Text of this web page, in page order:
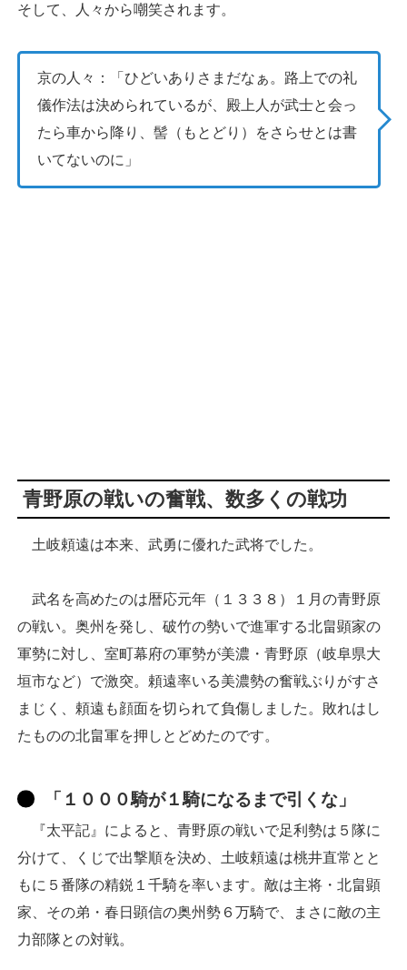
そして、人々から嘲笑されます。
京の人々：「ひどいありさまだなぁ。路上での礼
儀作法は決められているが、殿上人が武士と会っ
たら車から降り、髻（もとどり）をさらせとは書
いてないのに」
青野原の戦いの奮戦、数多くの戦功
土岐頼遠は本来、武勇に優れた武将でした。
武名を高めたのは暦応元年（１３３８）１月の青野原
の戦い。奥州を発し、破竹の勢いで進軍する北畠顕家の
軍勢に対し、室町幕府の軍勢が美濃・青野原（岐阜県大
垣市など）で激突。頼遠率いる美濃勢の奮戦ぶりがすさ
まじく、頼遠も顔面を切られて負傷しました。敗れはし
たものの北畠軍を押しとどめたのです。
「１０００騎が１騎になるまで引くな」
『太平記』によると、青野原の戦いで足利勢は５隊に
分けて、くじで出撃順を決め、土岐頼遠は桃井直常とと
もに５番隊の精鋭１千騎を率います。敵は主将・北畠顕
家、その弟・春日顕信の奥州勢６万騎で、まさに敵の主
力部隊との対戦。